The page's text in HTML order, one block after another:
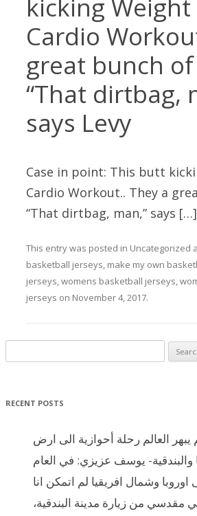
kicking Weight
Cardio
great bunch
“That dirtbag,
says Levy
Case in point: This butt
Cardio Workout.. They a
“That dirtbag, man,” says […]
This entry was posted in Uncategorized
basketball jerseys, make my own
jerseys,womens basketball jerseys,
jerseys on November 4, 2017.
RECENT POSTS
العالم رحلة أحوازية الى ارض
والبندقية- يوسف عزيزي: في العام
اوروبا وشمال افريقيا لم اتمكن انا
مقدسي من زيارة مدينة البندقية،